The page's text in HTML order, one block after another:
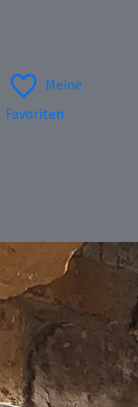
Meine
Favoriten